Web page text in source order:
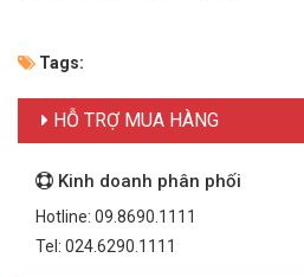
Tags:
HỖ TRỢ MUA HÀNG
Kinh doanh phân phối
Hotline: 09.8690.1111
Tel: 024.6290.1111